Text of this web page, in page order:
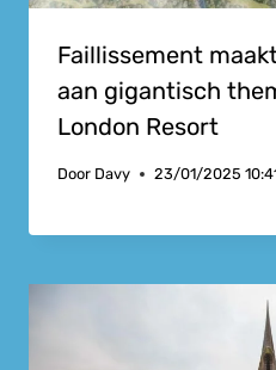
Faillissement
aan gigantisch
London Resort
Door Davy 23/01/2025